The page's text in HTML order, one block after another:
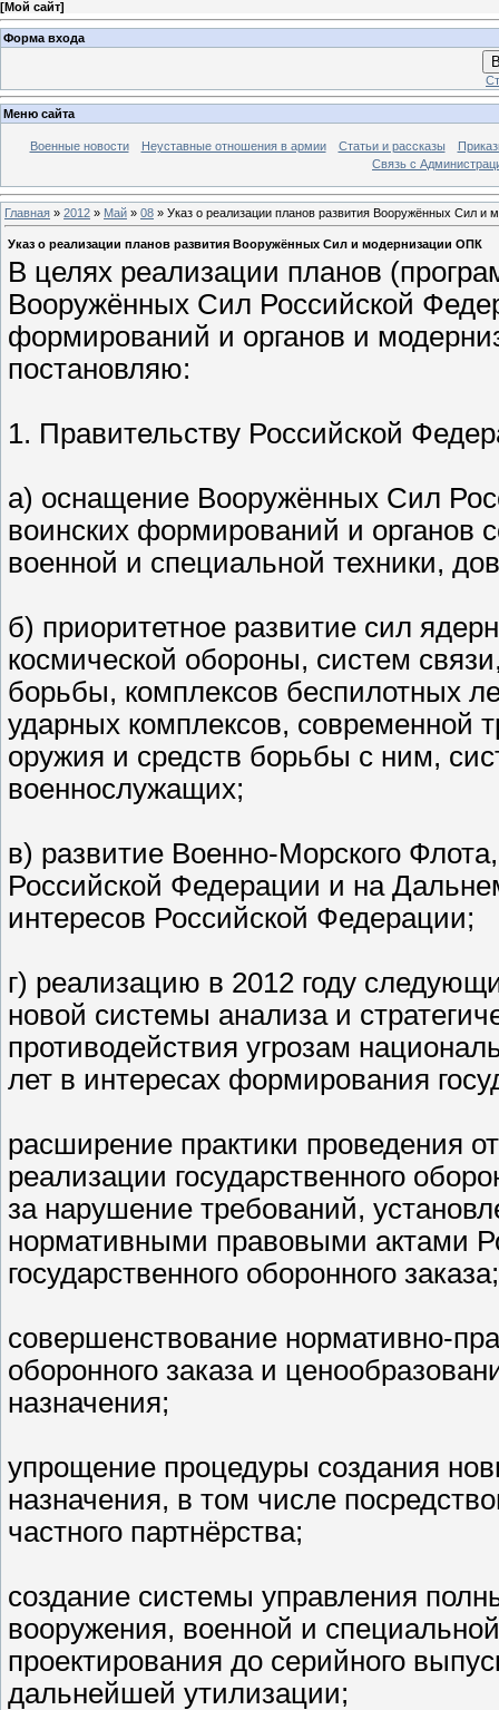
[Мой сайт]
Форма входа
Меню сайта
Военные новости Неуставные отношения в армии Статьи и рассказы
Связь с
Главная » 2012 » Май » 08 » Указ о реализации планов развития Вооружённых Сил и
Указ о реализации планов развития Вооружённых Сил и модернизации ОПК
В целях реализации планов
Вооружённых Сил Российской
формирований и органов и
постановляю:
1. Правительству Российской
а) оснащение Вооружённых Сил
воинских формирований и
военной и специальной техники,
б) приоритетное развитие сил
космической обороны, систем
борьбы, комплексов беспилотных
ударных комплексов, современной
оружия и средств борьбы с ним,
военнослужащих;
в) развитие Военно-Морского
Российской Федерации и на
интересов Российской Федерации;
г) реализацию в 2012 году
новой системы анализа и
противодействия угрозам
лет в интересах формирования
расширение практики проведения
реализации государственного
за нарушение требований,
нормативными правовыми актами
государственного оборонного заказа;
совершенствование нормативно-
оборонного заказа и
назначения;
упрощение процедуры создания
назначения, в том числе
частного партнёрства;
создание системы управления
вооружения, военной и
проектирования до серийного
дальнейшей утилизации;